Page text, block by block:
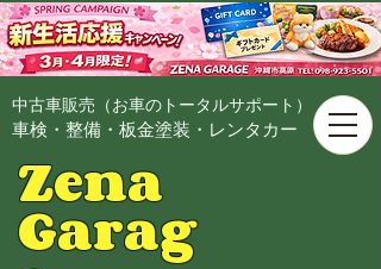
中古車販売（お車のトータルサポート）
Zena
Garag
車検・整備・板金塗装・レンタカー